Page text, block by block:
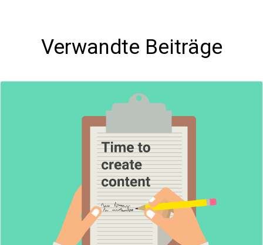
Verwandte Beiträge